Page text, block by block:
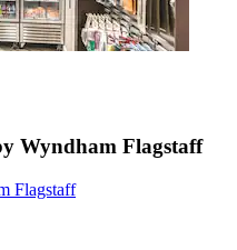
Wyndham Flagstaff
Flagstaff